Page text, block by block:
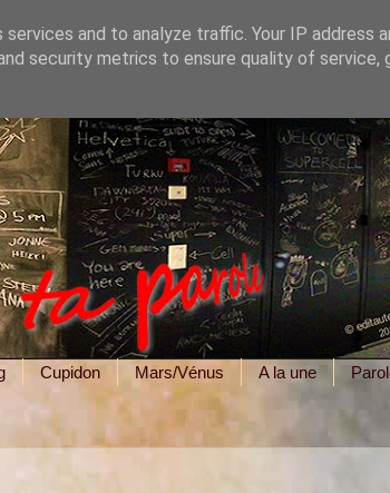
Cupidon Mars/Vénus A la une
and to analyze traffic. Your IP address
security metrics to ensure quality of service,